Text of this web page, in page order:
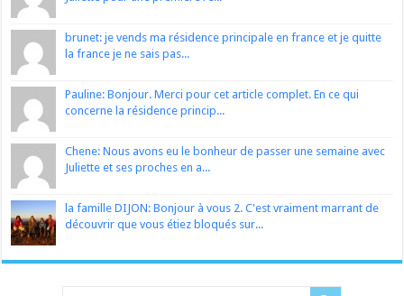
brunet: je vends ma résidence principale en france et je quitte
la france je ne sais pas...
Pauline: Bonjour. Merci pour cet article complet. En ce qui
concerne la résidence princip...
Chene: Nous avons eu le bonheur de passer une semaine avec
Juliette et ses proches en a...
la famille DIJON: Bonjour à vous 2. C'est vraiment marrant de
découvrir que vous étiez bloqués sur...